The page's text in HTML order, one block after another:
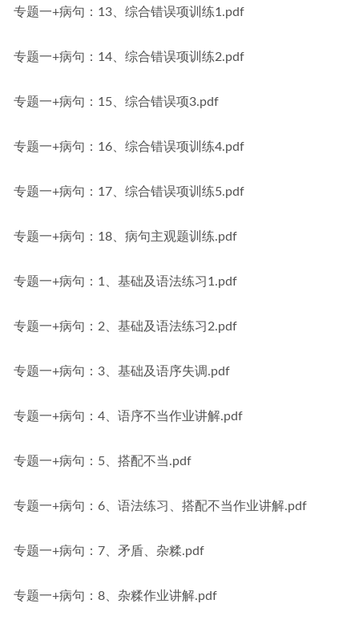
专题一+病句：13、综合错误项训练1.pdf
专题一+病句：14、综合错误项训练2.pdf
专题一+病句：15、综合错误项3.pdf
专题一+病句：16、综合错误项训练4.pdf
专题一+病句：17、综合错误项训练5.pdf
专题一+病句：18、病句主观题训练.pdf
专题一+病句：1、基础及语法练习1.pdf
专题一+病句：2、基础及语法练习2.pdf
专题一+病句：3、基础及语序失调.pdf
专题一+病句：4、语序不当作业讲解.pdf
专题一+病句：5、搭配不当.pdf
专题一+病句：6、语法练习、搭配不当作业讲解.pdf
专题一+病句：7、矛盾、杂糅.pdf
专题一+病句：8、杂糅作业讲解.pdf